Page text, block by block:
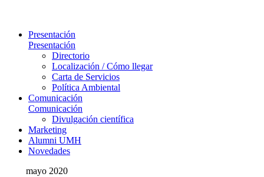
Presentación
Presentación
Directorio
Localización / Cómo llegar
Carta de Servicios
Política Ambiental
Comunicación
Comunicación
Divulgación científica
Marketing
Alumni UMH
Novedades
mayo 2020